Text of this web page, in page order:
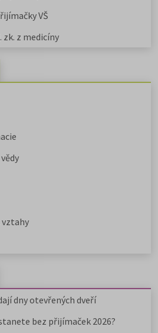
VŠ
z medicíny
dny otevřených dveří
bez přijímaček 2026?